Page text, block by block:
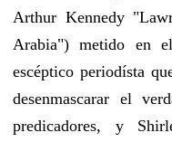
Arthur Kennedy
Arabia") metido en
escéptico periodísta
desenmascarar el
predicadores, y